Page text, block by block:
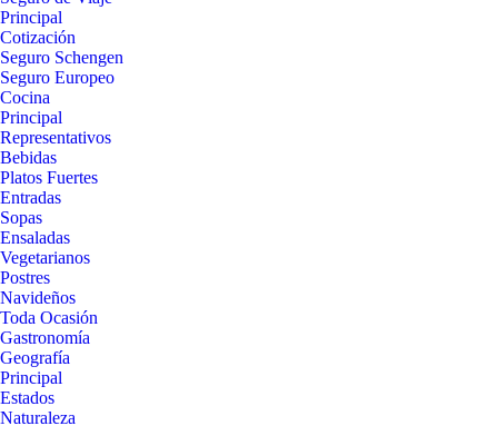
Principal
Cotización
Seguro Schengen
Seguro Europeo
Cocina
Principal
Representativos
Bebidas
Platos Fuertes
Entradas
Sopas
Ensaladas
Vegetarianos
Postres
Navideños
Toda Ocasión
Gastronomía
Geografía
Principal
Estados
Naturaleza